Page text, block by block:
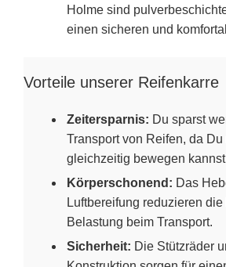
Holme sind
einen sicheren und
Vorteile unserer Reifenkarre
Zeitersparnis: Du sparst
Transport von Reifen, da
gleichzeitig bewegen
Körperschonend: Das
Luftbereifung reduzieren
Belastung beim Transport.
Sicherheit: Die Stützräder